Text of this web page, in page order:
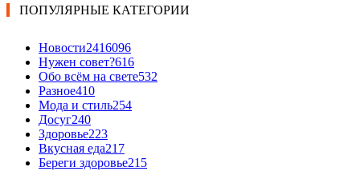
ПОПУЛЯРНЫЕ КАТЕГОРИИ
Новости2416096
Нужен совет?616
Обо всём на свете532
Разное410
Мода и стиль254
Досуг240
Здоровье223
Вкусная еда217
Береги здоровье215